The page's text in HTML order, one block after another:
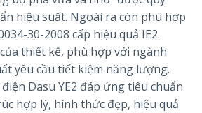
hiệu suất. Ngoài ra còn phù hợp
30-2008 cấp hiệu quả IE2.
thiết kế, phù hợp với ngành
yêu cầu tiết kiệm năng lượng.
Dasu YE2 đáp ứng tiêu chuẩn
hợp lý, hình thức đẹp, hiệu quả